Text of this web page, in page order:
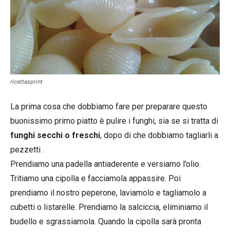
ricettasprint
La prima cosa che dobbiamo fare per preparare questo
buonissimo primo piatto è pulire i funghi, sia se si tratta di
funghi secchi o freschi, dopo di che dobbiamo tagliarli a
pezzetti .
Prendiamo una padella antiaderente e versiamo l’olio.
Tritiamo una cipolla e facciamola appassire. Poi
prendiamo il nostro peperone, laviamolo e tagliamolo a
cubetti o listarelle. Prendiamo la salciccia, eliminiamo il
budello e sgrassiamola. Quando la cipolla sarà pronta